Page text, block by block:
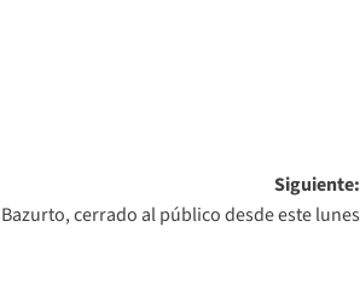
Siguiente:
cerrado al público desde este lunes